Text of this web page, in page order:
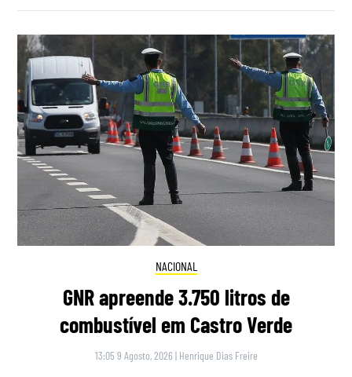
NACIONAL
GNR apreende 3.750 litros de
combustível em Castro Verde
13:05 9 Agosto, 2026 | Henrique Dias Freire